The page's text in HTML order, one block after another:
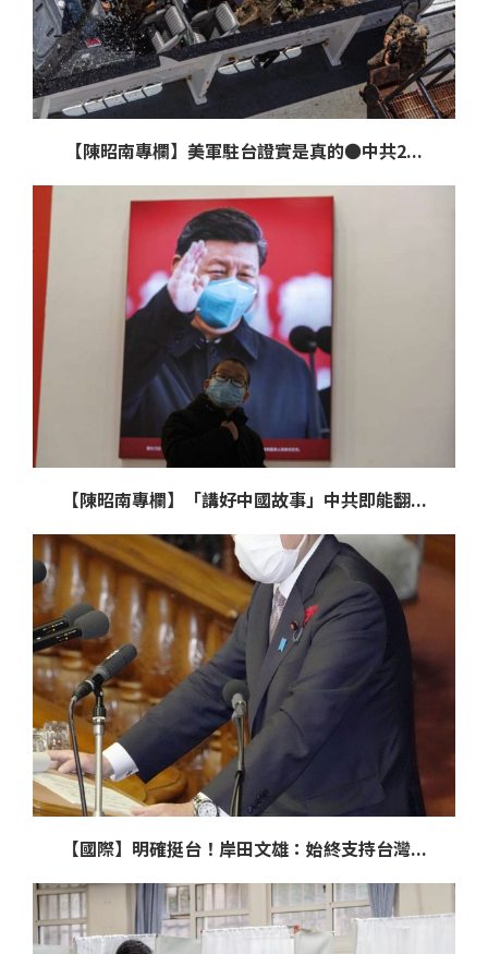
【陳昭南專欄】美軍駐台證實是真的●中共2...
【陳昭南專欄】「講好中國故事」中共即能翻...
【國際】明確挺台！岸田文雄：始終支持台灣...